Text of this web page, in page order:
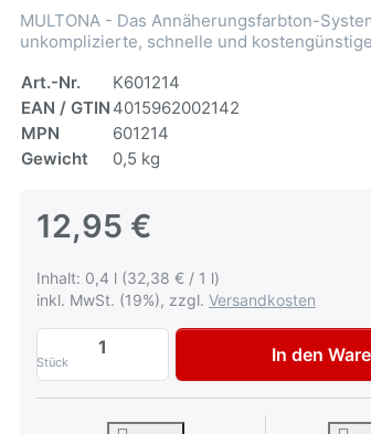
MULTONA - Das Annäherungsfarbton-
unkomplizierte, schnelle und
Art.-Nr.
K601214
EAN / GTIN 4015962002142
MPN
601214
Gewicht
0,5 kg
12,95 €
Inhalt: 0,4 l (32,38 € / 1 l)
inkl. MwSt. (19%), zzgl. Versandkosten
Stück
Multona Autolack für
In den